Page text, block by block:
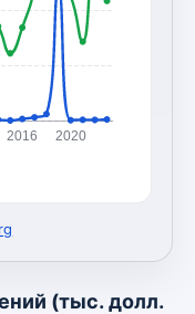
2016 2020
(тыс. долл.